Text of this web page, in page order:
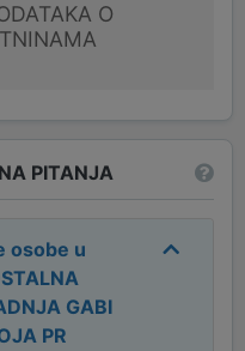
O
PITANJA
osobe u
GABI
PR